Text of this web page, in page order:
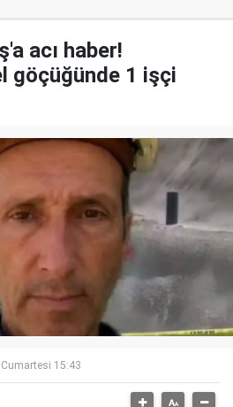
acı haber!
göçüğünde 1 işçi
15:43